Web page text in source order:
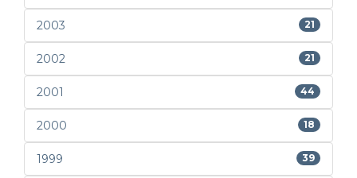
2003 21
2002 21
2001 44
2000 18
1999 39